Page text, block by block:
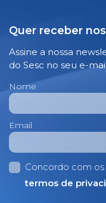
Quer receber
Assine a nossa
do Sesc no seu e-
Nome
Email
Concordo com os
termos de